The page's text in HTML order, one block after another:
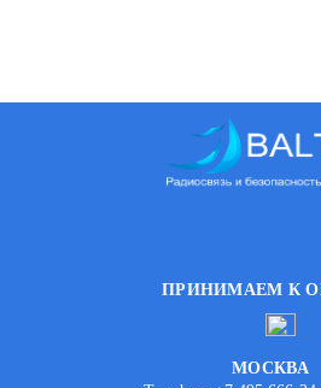
ПРИНИМАЕМ К
МОСКВА